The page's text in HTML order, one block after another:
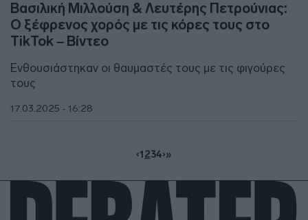
Βασιλική Μιλλούση & Λευτέρης Πετρούνιας:
Ο ξέφρενος χορός με τις κόρες τους στο
TikTok – Βίντεο
Ενθουσιάστηκαν οι θαυμαστές τους με τις φιγούρες
τους
17.03.2025 - 16:28
‹1234›»